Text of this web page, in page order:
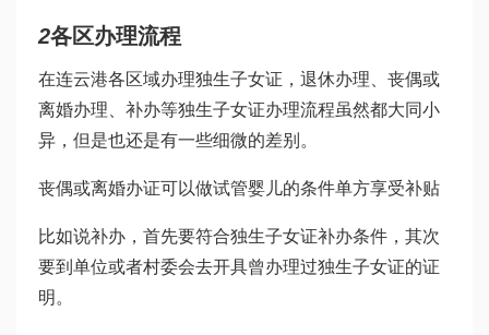
2各区办理流程
在连云港各区域办理独生子女证，退休办理、丧偶或
离婚办理、补办等独生子女证办理流程虽然都大同小
异，但是也还是有一些细微的差别。
丧偶或离婚办证可以做试管婴儿的条件单方享受补贴
比如说补办，首先要符合独生子女证补办条件，其次
要到单位或者村委会去开具曾办理过独生子女证的证
明。